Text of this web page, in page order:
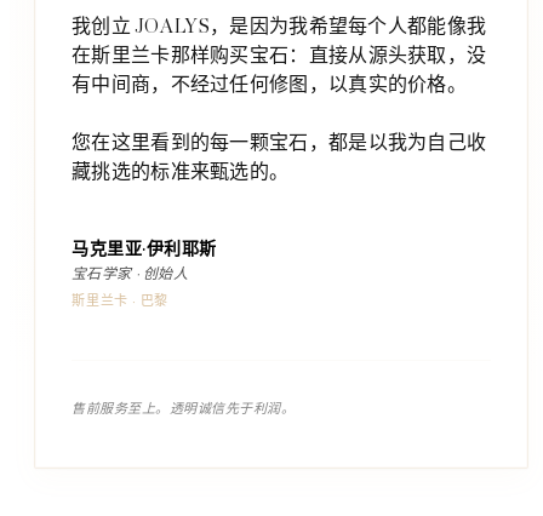
我创立 JOALYS，是因为我希望每个人都能像我
在斯里兰卡那样购买宝石：直接从源头获取，没
有中间商，不经过任何修图，以真实的价格。
您在这里看到的每一颗宝石，都是以我为自己收
藏挑选的标准来甄选的。
马克里亚·伊利耶斯
宝石学家 · 创始人
斯里兰卡 · 巴黎
售前服务至上。透明诚信先于利润。